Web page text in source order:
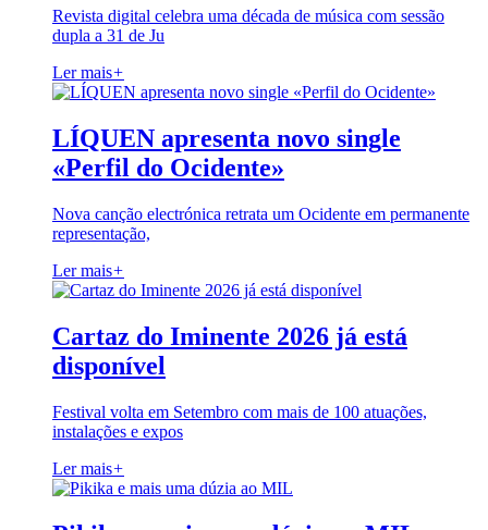
Revista digital celebra uma década de música com sessão
dupla a 31 de Ju
Ler mais+
LÍQUEN apresenta novo single
«Perfil do Ocidente»
Nova canção electrónica retrata um Ocidente em permanente
representação,
Ler mais+
Cartaz do Iminente 2026 já está
disponível
Festival volta em Setembro com mais de 100 atuações,
instalações e expos
Ler mais+